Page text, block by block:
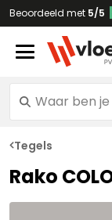
Beoordeeld met 5/5
Tegels
Rako